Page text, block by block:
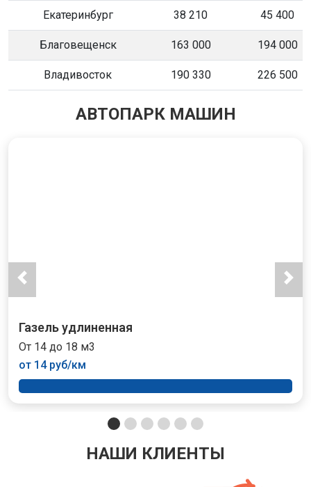
Екатеринбург 38 210 45 400
Благовещенск 163 000 194 000
Владивосток 190 330 226 500
АВТОПАРК МАШИН
Газель удлиненная
От 14 до 18 м3
от 14 руб/км
НАШИ КЛИЕНТЫ